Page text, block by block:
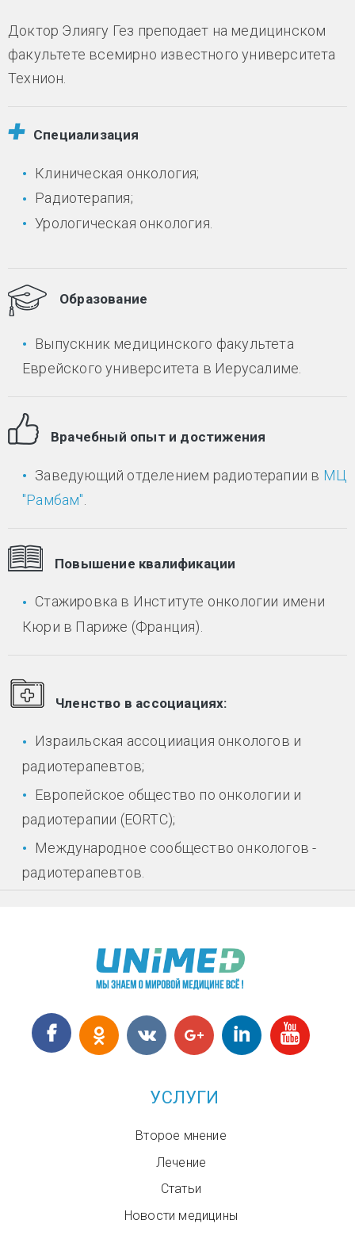
Доктор Элиягу Гез преподает на медицинском
факультете всемирно известного университета
Технион.
Специализация
Клиническая онкология;
Радиотерапия;
Урологическая онкология.
Образование
Выпускник медицинского факультета
Еврейского университета в Иерусалиме.
Врачебный опыт и достижения
Заведующий отделением радиотерапии в МЦ
"Рамбам"
Повышение квалификации
Стажировка в Институте онкологии имени
Кюри в Париже (Франция).
Членство в ассоциациях:
Израильская ассоцииация онкологов и
радиотерапевтов;
Европейское общество по онкологии и
радиотерапии (EORTC);
Международное сообщество онкологов -
радиотерапевтов.
УСЛУГИ
Второе мнение
Лечение
Статьи
Новости медицины